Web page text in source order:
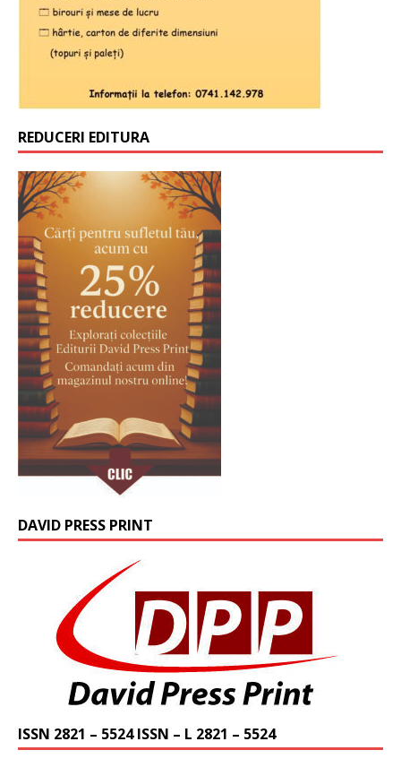
REDUCERI EDITURA
DAVID PRESS PRINT
ISSN 2821 – 5524 ISSN – L 2821 – 5524